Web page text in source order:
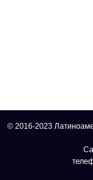
© 2016-2023